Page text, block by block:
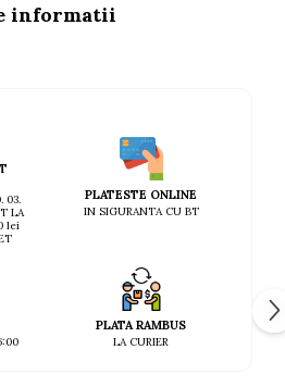
informatii
03.
LA
lei
PLATESTE ONLINE
IN SIGURANTA CU BT
PLATA RAMBUS
LA CURIER